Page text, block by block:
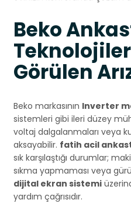
Beko
Görülen
Beko markasının Inverter
sistemleri gibi ileri düzey
voltaj dalgalanmaları veya
aksayabilir. fatih acil
sık karşılaştığı durumlar;
sıkma yapmaması veya
dijital ekran sistemi
yardım çağrısıdır.